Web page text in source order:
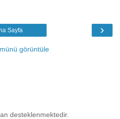
›
Sayfa
görüntüle
desteklenmektedir.